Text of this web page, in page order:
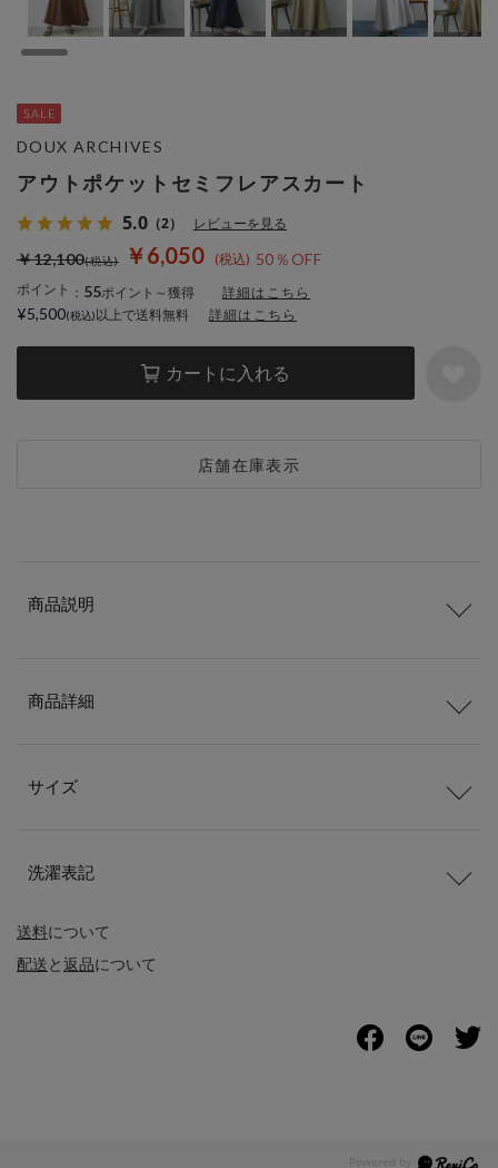
アウトポケットセミフレアスカート
5.0 （2） レビューを見る
￥6,050 50％OFF
￥12,100
ポイント ： 55ポイント～獲得 詳細はこちら
カートに入れる
店舗在庫表示
DOUX ARCHIVES
¥5,500 以上で送料無料 詳細はこちら
送料について
配送と返品について
商品説明
商品詳細
サイズ
洗濯表記